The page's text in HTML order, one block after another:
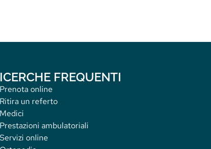
FREQUENTI
Prenota online
Ritira un referto
Medici
Prestazioni ambulatoriali
Servizi online